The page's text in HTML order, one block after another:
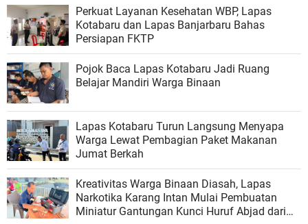
Perkuat Layanan Kesehatan WBP, Lapas
Kotabaru dan Lapas Banjarbaru Bahas
Persiapan FKTP
Pojok Baca Lapas Kotabaru Jadi Ruang
Belajar Mandiri Warga Binaan
Lapas Kotabaru Turun Langsung Menyapa
Warga Lewat Pembagian Paket Makanan
Jumat Berkah
Kreativitas Warga Binaan Diasah, Lapas
Narkotika Karang Intan Mulai Pembuatan
Miniatur Gantungan Kunci Huruf Abjad dari